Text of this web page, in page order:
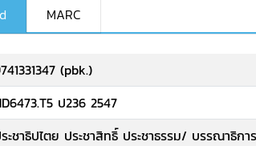
MARC
(pbk.)
ป236 2547
ะชาธิปไตย ประชาสิทธิ์ ประชาธรรม/ บรรณาธิก